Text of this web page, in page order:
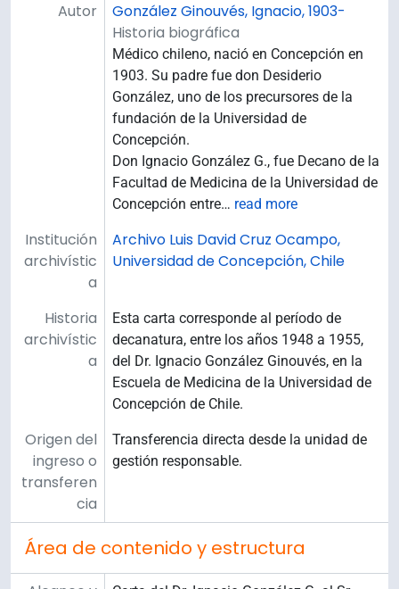
Autor
González Ginouvés, Ignacio, 1903-
Historia biográfica
Médico chileno, nació en Concepción en
1903. Su padre fue don Desiderio
González, uno de los precursores de la
fundación de la Universidad de
Concepción.
Don Ignacio González G., fue Decano de la
Facultad de Medicina de la Universidad de
Concepción entre… read more
Institución
archivístic
a
Archivo Luis David Cruz Ocampo,
Universidad de Concepción, Chile
Historia
archivístic
a
Esta carta corresponde al período de
decanatura, entre los años 1948 a 1955,
del Dr. Ignacio González Ginouvés, en la
Escuela de Medicina de la Universidad de
Concepción de Chile.
Origen del
ingreso o
transferen
cia
Transferencia directa desde la unidad de
gestión responsable.
Área de contenido y estructura